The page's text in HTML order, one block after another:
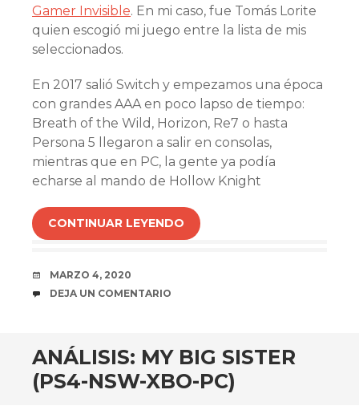
Gamer Invisible. En mi caso, fue Tomás Lorite
quien escogió mi juego entre la lista de mis
seleccionados.
En 2017 salió Switch y empezamos una época
con grandes AAA en poco lapso de tiempo:
Breath of the Wild, Horizon, Re7 o hasta
Persona 5 llegaron a salir en consolas,
mientras que en PC, la gente ya podía
echarse al mando de Hollow Knight
CONTINUAR LEYENDO
FECHA
MARZO 4, 2020
COMENTARIOS
DEJA UN COMENTARIO
ANÁLISIS: MY BIG SISTER
(PS4-NSW-XBO-PC)